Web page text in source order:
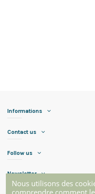
Informations
Contact us
Follow us
Newsletter
Nous utilisons des